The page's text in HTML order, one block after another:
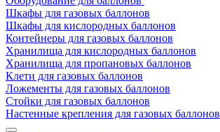
Шкафы для газовых баллонов
Шкафы для кислородных баллонов
Контейнеры для газовых баллонов
Хранилища для кислородных баллонов
Хранилища для пропановых баллонов
Клети для газовых баллонов
Ложементы для газовых баллонов
Стойки для газовых баллонов
Настенные крепления для газовых баллонов